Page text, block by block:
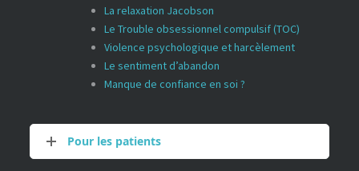
La relaxation Jacobson
Le Trouble obsessionnel compulsif (TOC)
Violence psychologique et harcèlement
Le sentiment d’abandon
Manque de confiance en soi ?
Pour les patients